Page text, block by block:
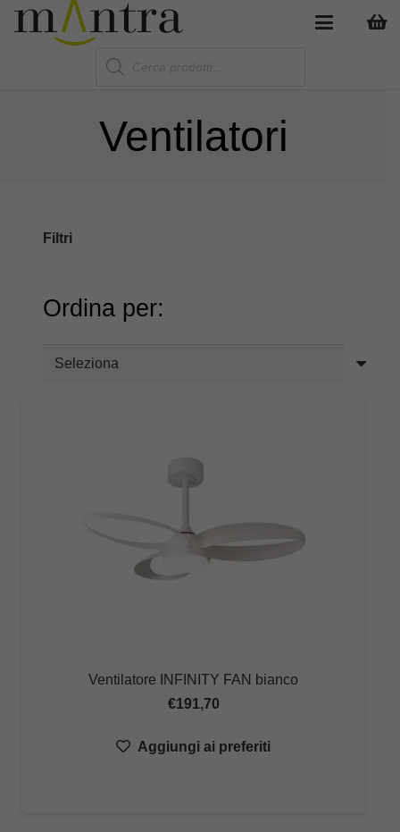
search
Ventilatori
Filtri
Ordina per:
Ventilatore INFINITY FAN bianco
€191,70
Aggiungi ai preferiti